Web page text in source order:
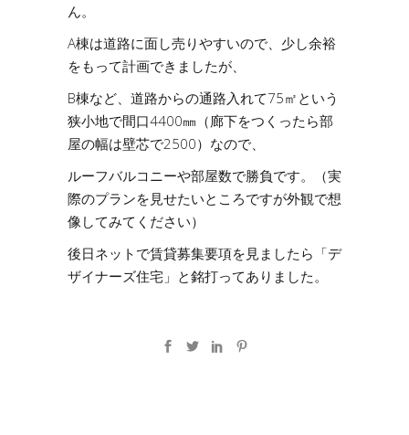
ん。
A棟は道路に面し売りやすいので、少し余裕
をもって計画できましたが、
B棟など、道路からの通路入れて75㎡という
狭小地で間口4400㎜（廊下をつくったら部
屋の幅は壁芯で2500）なので、
ルーフバルコニーや部屋数で勝負です。（実
際のプランを見せたいところですが外観で想
像してみてください）
後日ネットで賃貸募集要項を見ましたら「デ
ザイナーズ住宅」と銘打ってありました。